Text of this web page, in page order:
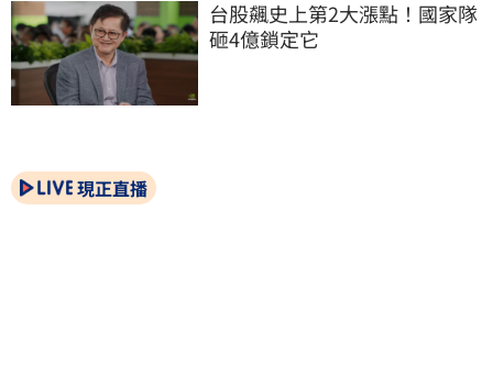
台股飆史上第2大漲點！國家隊
砸4億鎖定它
現正直播